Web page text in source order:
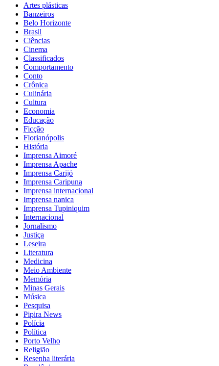
Artes plásticas
Banzeiros
Belo Horizonte
Brasil
Ciências
Cinema
Classificados
Comportamento
Conto
Crônica
Culinária
Cultura
Economia
Educação
Ficção
Florianópolis
História
Imprensa Aimoré
Imprensa Apache
Imprensa Carijó
Imprensa Caripuna
Imprensa internacional
Imprensa nanica
Imprensa Tupiniquim
Internacional
Jornalismo
Justiça
Leseira
Literatura
Medicina
Meio Ambiente
Memória
Minas Gerais
Música
Pesquisa
Pipira News
Polícia
Política
Porto Velho
Religião
Resenha literária